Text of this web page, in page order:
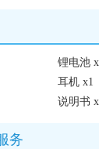
锂电池
耳机 x1
说明书
务